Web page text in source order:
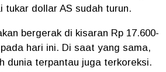
tukar dollar AS sudah turun.
bergerak di kisaran Rp 17.600-
hari ini. Di saat yang sama,
dunia terpantau juga terkoreksi.